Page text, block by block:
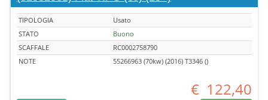
TIPOLOGIA
Usato
STATO
Buono
SCAFFALE
RC0002758790
NOTE
55266963 (70kw) (2016) T3346 ()
€ 122,40